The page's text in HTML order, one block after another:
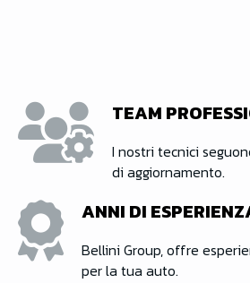
TEAM
I nostri tecnici
di aggiornamento.
ANNI DI
Bellini Group, offre
per la tua auto.